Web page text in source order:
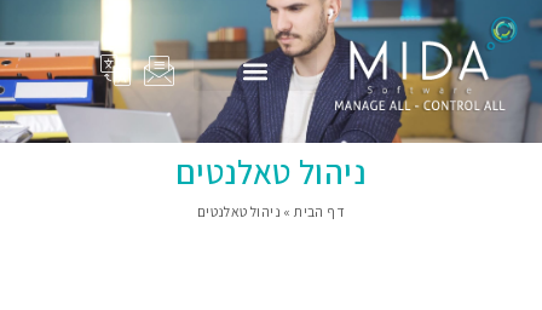
ניהול טאלנטים
דף הבית » ניהול טאלנטים